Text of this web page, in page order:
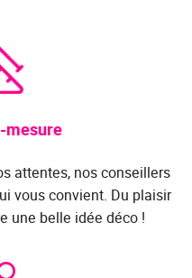
mesure
attentes, nos conseillers
vous convient. Du plaisir
une belle idée déco !